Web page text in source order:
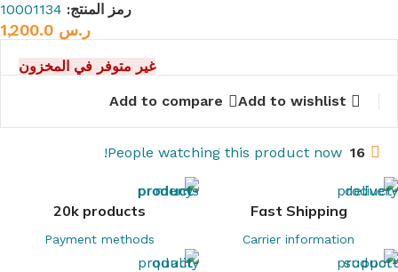
رمز المنتج: 10001134
ر.س 1,200.0
غير متوفر في المخزون
Add to wishlist
Add to compare
16
People watching this product now!
Fast Shipping
Carrier information
20k products
Payment methods